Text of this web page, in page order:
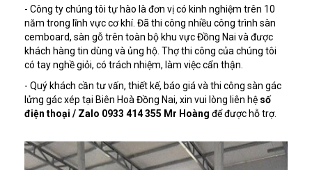
- Công ty chúng tôi tự hào là đơn vị có kinh nghiệm trên 10
năm trong lĩnh vực cơ khí. Đã thi công nhiều công trình sàn
cemboard, sàn gỗ trên toàn bộ khu vực Đồng Nai và được
khách hàng tin dùng và ủng hộ. Thợ thi công của chúng tôi
có tay nghề giỏi, có trách nhiệm, làm việc cẩn thận.
- Quý khách cần tư vấn, thiết kế, báo giá và thi công sàn gác
lửng gác xép tại Biên Hoà Đồng Nai, xin vui lòng liên hệ số
điện thoại / Zalo 0933 414 355 Mr Hoàng để được hỗ trợ.